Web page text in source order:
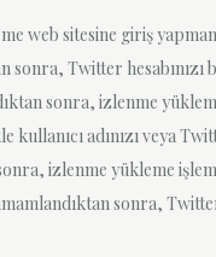
web sitesine giriş
sonra, Twitter
sonra, izlenme
kullanıcı adınızı veya
izlenme yükleme
sonra,